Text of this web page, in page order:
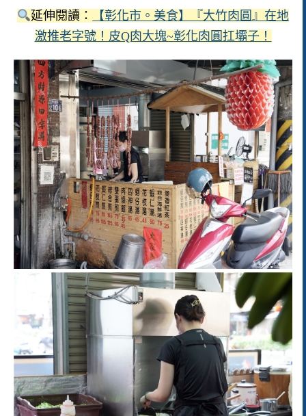
延伸閱讀：
【彰化市。美食】『大竹肉圓』在地
激推老字號！皮Q肉大塊~彰化肉圓扛壩子！